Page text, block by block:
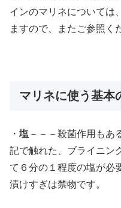
インのマリネについては
ますので、またご参照く
マリネに使う基本
・ 塩 －－－殺菌作用もあ
記で触れた、ブライニン
て６分の１程度の塩が必
漬けすぎは禁物です。